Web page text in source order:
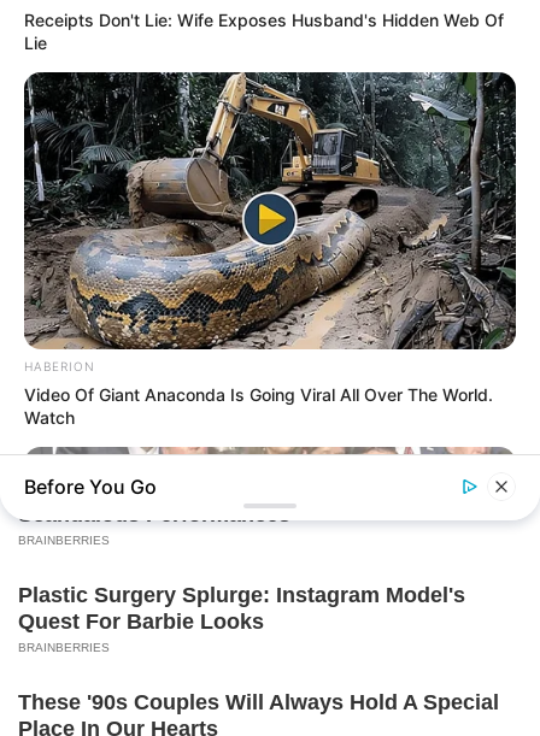
Receipts Don't Lie: Wife Exposes Husband's Hidden Web Of
Lie
HABERION
Video Of Giant Anaconda Is Going Viral All Over The World.
Watch
Before You Go